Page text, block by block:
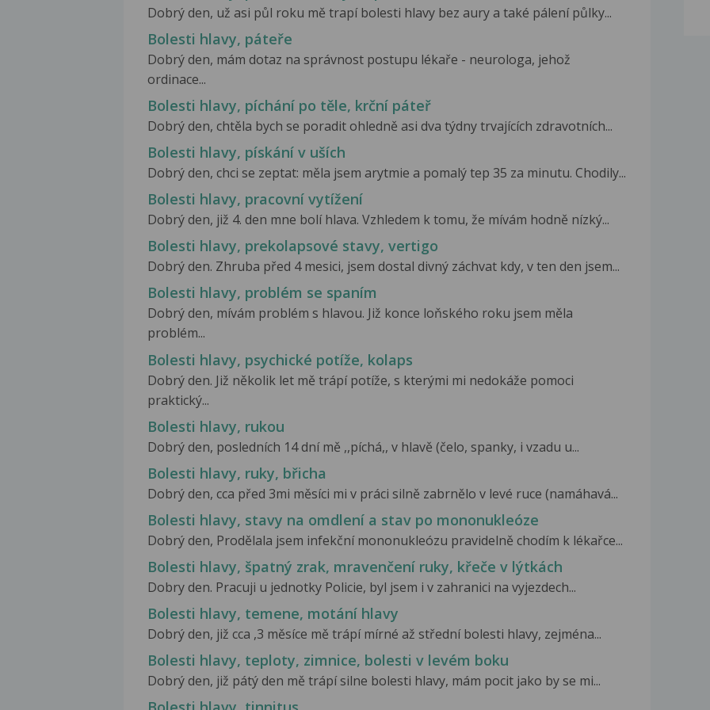
Dobrý den, už asi půl roku mě trapí bolesti hlavy bez aury a také pálení půlky...
Bolesti hlavy, páteře
Dobrý den, mám dotaz na správnost postupu lékaře - neurologa, jehož
ordinace...
Bolesti hlavy, píchání po těle, krční páteř
Dobrý den, chtěla bych se poradit ohledně asi dva týdny trvajících zdravotních...
Bolesti hlavy, pískání v uších
Dobrý den, chci se zeptat: měla jsem arytmie a pomalý tep 35 za minutu. Chodily...
Bolesti hlavy, pracovní vytížení
Dobrý den, již 4. den mne bolí hlava. Vzhledem k tomu, že mívám hodně nízký...
Bolesti hlavy, prekolapsové stavy, vertigo
Dobrý den. Zhruba před 4 mesici, jsem dostal divný záchvat kdy, v ten den jsem...
Bolesti hlavy, problém se spaním
Dobrý den, mívám problém s hlavou. Již konce loňského roku jsem měla
problém...
Bolesti hlavy, psychické potíže, kolaps
Dobrý den. Již několik let mě trápí potíže, s kterými mi nedokáže pomoci
praktický...
Bolesti hlavy, rukou
Dobrý den, posledních 14 dní mě ,,píchá,, v hlavě (čelo, spanky, i vzadu u...
Bolesti hlavy, ruky, břicha
Dobrý den, cca před 3mi měsíci mi v práci silně zabrnělo v levé ruce (namáhavá...
Bolesti hlavy, stavy na omdlení a stav po mononukleóze
Dobrý den, Prodělala jsem infekční mononukleózu pravidelně chodím k lékařce...
Bolesti hlavy, špatný zrak, mravenčení ruky, křeče v lýtkách
Dobry den. Pracuji u jednotky Policie, byl jsem i v zahranici na vyjezdech...
Bolesti hlavy, temene, motání hlavy
Dobrý den, již cca ,3 měsíce mě trápí mírné až střední bolesti hlavy, zejména...
Bolesti hlavy, teploty, zimnice, bolesti v levém boku
Dobrý den, již pátý den mě trápí silne bolesti hlavy, mám pocit jako by se mi...